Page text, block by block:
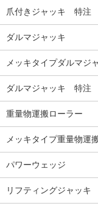
爪付きジャッキ 特注
ダルマジャッキ
メッキタイプダルマジ
ダルマジャッキ 特注
重量物運搬ローラー
メッキタイプ重量物運
パワーウェッジ
リフティングジャッキ